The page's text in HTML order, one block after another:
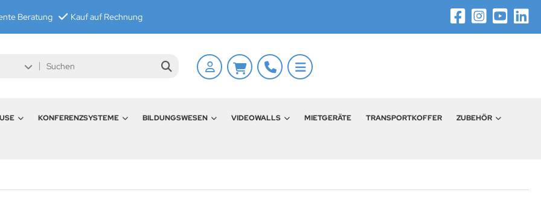
Beratung Kauf auf Rechnung
KONFERENZSYSTEME BILDUNGSWESEN VIDEOWALLS MIETGERÄTE TRANSPORTKOFFER ZUBEHÖR